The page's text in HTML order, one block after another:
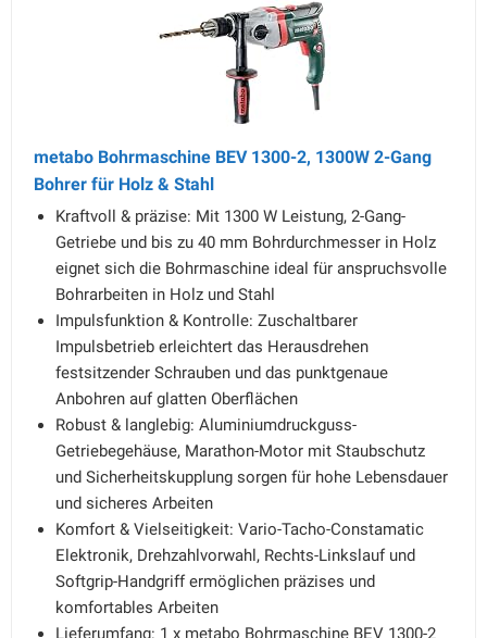
metabo Bohrmaschine BEV 1300-2, 1300W 2-Gang
Bohrer für Holz & Stahl
Kraftvoll & präzise: Mit 1300 W Leistung, 2-Gang-
Getriebe und bis zu 40 mm Bohrdurchmesser in Holz
eignet sich die Bohrmaschine ideal für anspruchsvolle
Bohrarbeiten in Holz und Stahl
Impulsfunktion & Kontrolle: Zuschaltbarer
Impulsbetrieb erleichtert das Herausdrehen
festsitzender Schrauben und das punktgenaue
Anbohren auf glatten Oberflächen
Robust & langlebig: Aluminiumdruckguss-
Getriebegehäuse, Marathon-Motor mit Staubschutz
und Sicherheitskupplung sorgen für hohe Lebensdauer
und sicheres Arbeiten
Komfort & Vielseitigkeit: Vario-Tacho-Constamatic
Elektronik, Drehzahlvorwahl, Rechts-Linkslauf und
Softgrip-Handgriff ermöglichen präzises und
komfortables Arbeiten
Lieferumfang: 1 x metabo Bohrmaschine BEV 1300-2